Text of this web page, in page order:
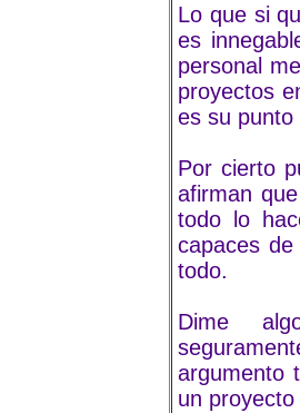
Lo que si
es
personal
proyectos
es su punto
Por cierto
afirman
todo lo
capaces
todo.
Dime
argumento
un proyecto